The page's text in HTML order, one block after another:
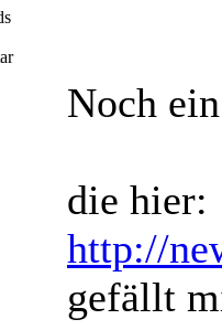
Noch
die hier:
http://
gefällt